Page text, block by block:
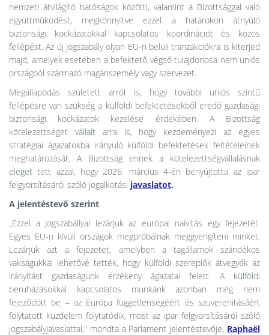
nemzeti átvilágító hatóságok közötti, valamint a Bizottsággal való
együttműködést, megkönnyítve ezzel a határokon átnyúló
biztonsági kockázatokkal kapcsolatos koordinációt és közös
fellépést. Az új jogszabály olyan EU-n belüli tranzakciókra is kiterjed
majd, amelyek esetében a befektető végső tulajdonosa nem uniós
országból származó magánszemély vagy szervezet.
Megállapodás született arról is, hogy további uniós szintű
fellépésre van szükség a külföldi befektetésekből eredő gazdasági
biztonsági kockázatok kezelése érdekében. A Bizottság
kötelezettséget vállalt arra is, hogy kezdeményezi az egyes
stratégiai ágazatokba irányuló külföldi befektetések feltételeinek
meghatározását. A Bizottság ennek a kötelezettségvállalásnak
eleget tett azzal, hogy 2026. március 4-én benyújtotta az ipar
felgyorsításáról szóló jogalkotási javaslatot.
A jelentéstevő szerint
„Ezzel a jogszabállyal lezárjuk az európai naivitás egy fejezetét.
Egyes EU-n kívüli országok megpróbálnak meggyengíteni minket.
Lezárjuk azt a fejezetet, amelyben a tagállamok szándékos
vakságukkal lehetővé tették, hogy külföldi szereplők átvegyék az
irányítást gazdaságunk érzékeny ágazatai felett. A külföldi
beruházásokkal kapcsolatos munkánk azonban még nem
fejeződött be – az Európa függetlenségéért és szuverenitásáért
folytatott küzdelem folytatódik, most az ipar felgyorsításáról szóló
jogszabályjavaslattal," mondta a Parlament jelentéstevője, Raphaël